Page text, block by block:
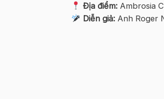
Địa điểm:Ambrosia
Diễn giả:Anh Roger